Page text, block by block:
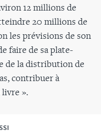
12 millions de
20 millions de
les prévisions de son
faire de sa plate-
de la distribution de
contribuer à
livre ».